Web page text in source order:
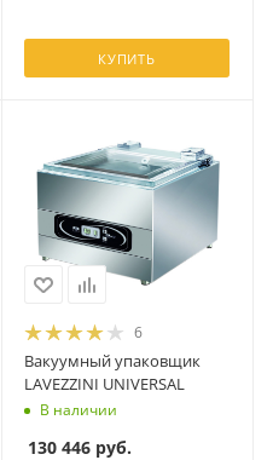
КУПИТЬ
6
Вакуумный упаковщик
LAVEZZINI UNIVERSAL
В наличии
130 446 руб.